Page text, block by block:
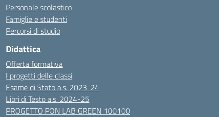
Personale scolastico
Famiglie e studenti
Percorsi di studio
Didattica
Offerta formativa
I progetti delle classi
Esame di Stato a.s. 2023-24
Libri di Testo a.s. 2024-25
PROGETTO PON LAB GREEN 100100